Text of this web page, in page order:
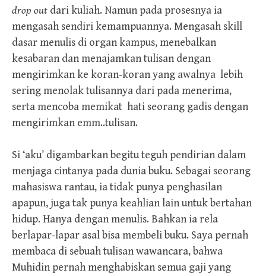
drop out dari kuliah. Namun pada prosesnya ia
mengasah sendiri kemampuannya. Mengasah skill
dasar menulis di organ kampus, menebalkan
kesabaran dan menajamkan tulisan dengan
mengirimkan ke koran-koran yang awalnya lebih
sering menolak tulisannya dari pada menerima,
serta mencoba memikat hati seorang gadis dengan
mengirimkan emm..tulisan.
Si ‘aku’ digambarkan begitu teguh pendirian dalam
menjaga cintanya pada dunia buku. Sebagai seorang
mahasiswa rantau, ia tidak punya penghasilan
apapun, juga tak punya keahlian lain untuk bertahan
hidup. Hanya dengan menulis. Bahkan ia rela
berlapar-lapar asal bisa membeli buku. Saya pernah
membaca di sebuah tulisan wawancara, bahwa
Muhidin pernah menghabiskan semua gaji yang